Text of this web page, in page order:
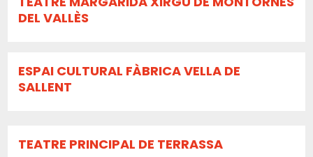
DEL VALLÈS
ESPAI CULTURAL FÀBRICA VELLA DE
SALLENT
TEATRE PRINCIPAL DE TERRASSA